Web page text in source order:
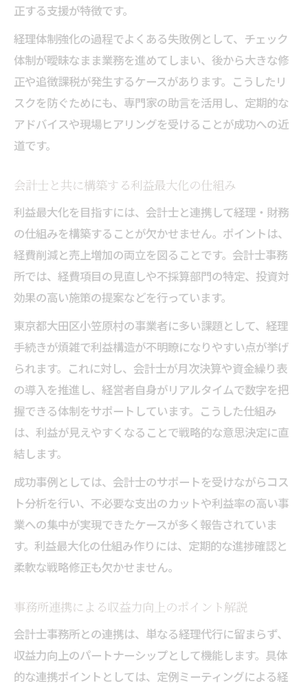
正する支援が特徴です。
経理体制強化の過程でよくある失敗例として、チェック
体制が曖昧なまま業務を進めてしまい、後から大きな修
正や追徴課税が発生するケースがあります。こうしたリ
スクを防ぐためにも、専門家の助言を活用し、定期的な
アドバイスや現場ヒアリングを受けることが成功への近
道です。
会計士と共に構築する利益最大化の仕組み
利益最大化を目指すには、会計士と連携して経理・財務
の仕組みを構築することが欠かせません。ポイントは、
経費削減と売上増加の両立を図ることです。会計士事務
所では、経費項目の見直しや不採算部門の特定、投資対
効果の高い施策の提案などを行っています。
東京都大田区小笠原村の事業者に多い課題として、経理
手続きが煩雑で利益構造が不明瞭になりやすい点が挙げ
られます。これに対し、会計士が月次決算や資金繰り表
の導入を推進し、経営者自身がリアルタイムで数字を把
握できる体制をサポートしています。こうした仕組み
は、利益が見えやすくなることで戦略的な意思決定に直
結します。
成功事例としては、会計士のサポートを受けながらコス
ト分析を行い、不必要な支出のカットや利益率の高い事
業への集中が実現できたケースが多く報告されていま
す。利益最大化の仕組み作りには、定期的な進捗確認と
柔軟な戦略修正も欠かせません。
事務所連携による収益力向上のポイント解説
会計士事務所との連携は、単なる経理代行に留まらず、
収益力向上のパートナーシップとして機能します。具体
的な連携ポイントとしては、定例ミーティングによる経